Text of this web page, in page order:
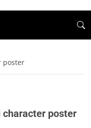
poster
poster